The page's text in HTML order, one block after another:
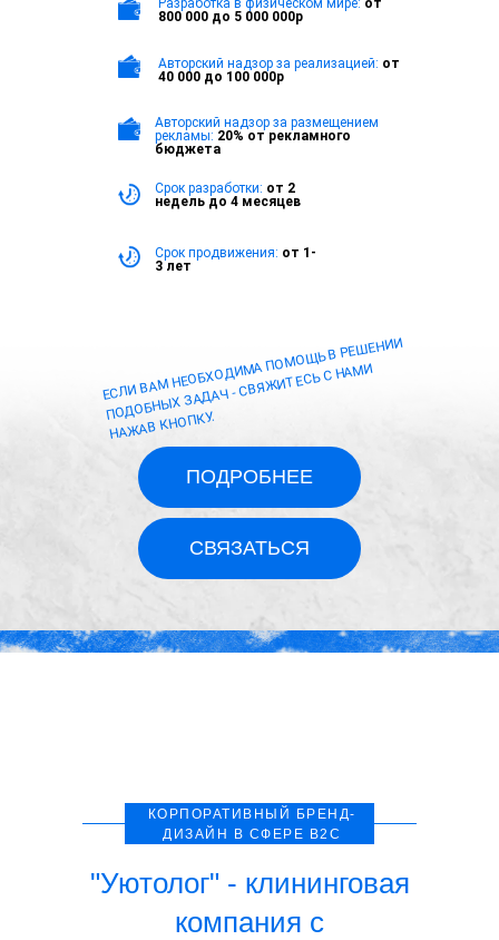
Разработка в физическом мире: от
800 000 до 5 000 000р
Авторский надзор за реализацией: от
40 000 до 100 000р
Авторский надзор за размещением
рекламы: 20% от рекламного
бюджета
Срок разработки: от 2
недель до 4 месяцев
Срок продвижения: от 1-
3 лет
СВЯЗАТЬСЯ
ЕСЛИ ВАМ НЕОБХОДИМА ПОМОЩЬ В РЕШЕНИИ
ПОДОБНЫХ ЗАДАЧ - СВЯЖИТЕСЬ С НАМИ
НАЖАВ КНОПКУ.
ПОДРОБНЕЕ
КОРПОРАТИВНЫЙ БРЕНД-
ДИЗАЙН В СФЕРЕ B2C
"Уютолог" - клининговая
компания с